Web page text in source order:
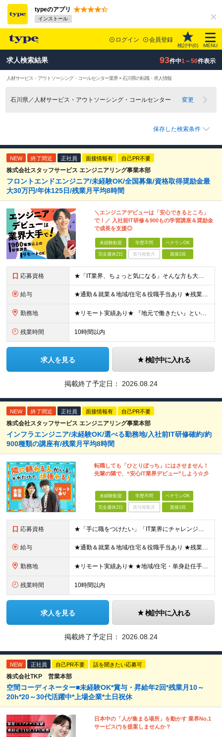
typeのアプリ
インストール
ログイン 会員登録
検討中(0) MENU
求人検索結果 93件中1～50件表示
人材サービス・アウトソーシング・コールセンター業界 × 石川県の転職・求人情報
石川県／人材サービス・アウトソーシング・コールセンター 変更
保存した検索条件
NEW 終了間近 正社員 面接情報有 自己PR不要
株式会社スタッフサービス エンジニアリング事業本部
フロントエンドエンジニア/未経験OK/全国募集/資格取得奨励金最
大30万円/年休125日/残業月平均8時間
＼エンジニアデビューは「安心できるところ」
で！／ 入社前IT研修＆900もの学習講座＆奨励金
で成長を支援◎
未経験歓迎 学歴不問 ベテランOK
完全週休2日 賞与複数月 面接1回
応募資格 ★「IT業界、ちょっと気になる」そんな方も大歓迎！ ■学歴不問 ■未経験・第二新卒歓迎 ■知識・経験はこれから身につけていければOK！ □■ステップアップ■□ 社内システム開発やインフラ構築などジャ
給与 ★通勤＆就業＆地域/住宅＆役職手当あり ★残業代は全額支給 ★選べる給与制度あり！ ■東京・神奈川・千葉・埼玉勤務の場合 月給24.5万円～55万円＋諸手当 （残業代は全額支給） (20,000円の
勤務地 ★リモート実績あり★ 『地元で働きたい』という希望に、業界トップクラス約7,000件の取引事業所数、90,000件以上のプロジェクトから検討をいたします。 全国の取引先での就業となります（沖縄を除
残業時間 10時間以内
求人を見る 検討中に入れる
掲載終了予定日： 2026.08.24
NEW 終了間近 正社員 面接情報有 自己PR不要
株式会社スタッフサービス エンジニアリング事業本部
インフラエンジニア/未経験OK/選べる勤務地/入社前IT研修確約/約
900種類の講座有/残業月平均8時間
転職しても「ひとりぼっち」にはさせません！
先輩の隣で、“安心IT業界デビュー”しよう☆彡
未経験歓迎 学歴不問 ベテランOK
完全週休2日 賞与複数月 面接1回
応募資格 ★「手に職をつけたい」「IT業界にチャレンジしたい」方歓迎！ ■学歴不問 ■IT知識・理系文系不問！未経験・第二新卒OK ★ITサポート・IT事務やエンジニアの経験をお持ちの方は優遇します！ 地方在
給与 ★通勤＆就業＆地域/住宅＆役職手当あり ★残業代は全額支給 ★選べる給与制度あり！ ■東京・神奈川・千葉・埼玉勤務の場合 月給24.5万円～55万円＋諸手当 （残業代は全額支給） (20,000円の
勤務地 ★リモート実績あり★ ★地域/住宅・単身赴任手当などサポートも万全 ★転任費用や寮・社宅制度も完備しています ★勤務地については希望を考慮の上、決定します ★面接地エリアでの就業率92％以上！ 『地
残業時間 10時間以内
求人を見る 検討中に入れる
掲載終了予定日： 2026.08.24
NEW 正社員 自己PR不要 話を聞きたい応募可
株式会社TKP 営業本部
空間コーディネーター■未経験OK*賞与・昇給年2回*残業月10～
20h*20～30代活躍中*上場企業*土日祝休
日本中の「人が集まる場所」を動かす 業界No.1
サービス(*)を提案しませんか？